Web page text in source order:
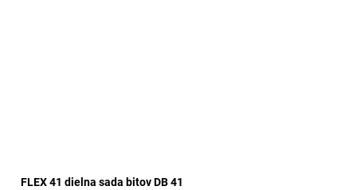
FLEX 41 dielna sada bitov DB 41